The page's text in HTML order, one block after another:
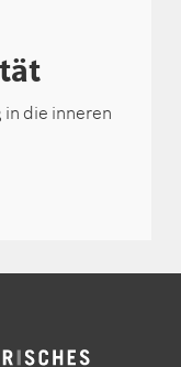
in die inneren